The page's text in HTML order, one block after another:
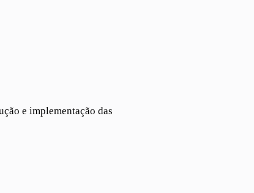
e implementação das